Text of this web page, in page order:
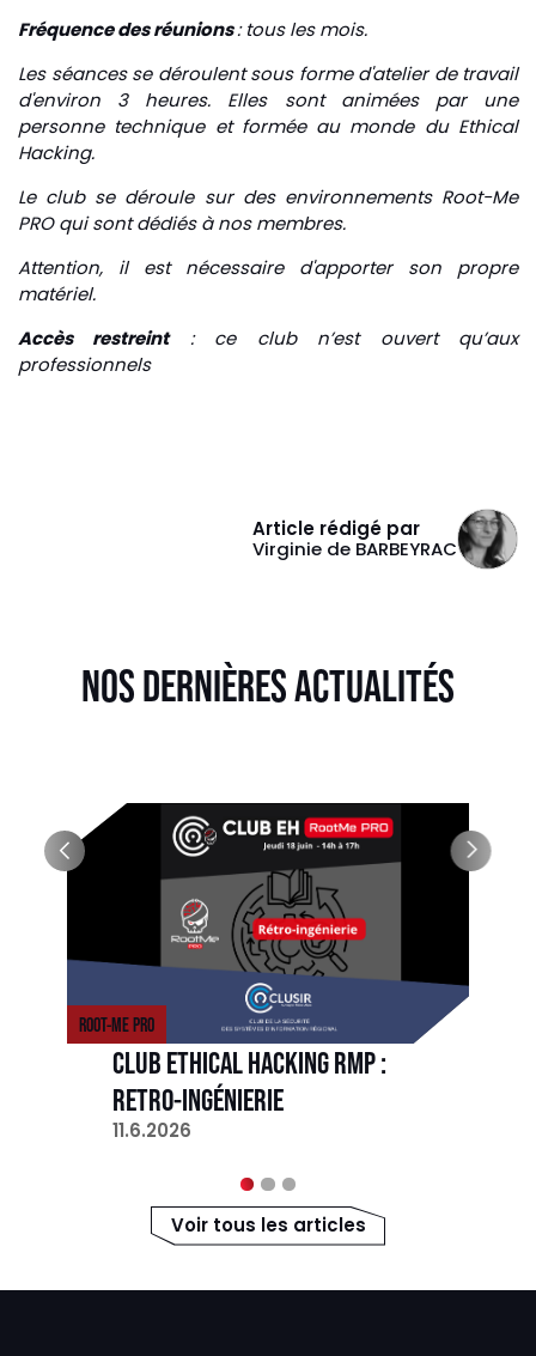
Fréquence des réunions: tous les mois.
Les séances se déroulent sous forme d'atelier de travail
d'environ 3 heures. Elles sont animées par une
personne technique et formée au monde du Ethical
Hacking.
Le club se déroule sur des environnements Root-Me
PRO qui sont dédiés à nos membres.
Attention, il est nécessaire d'apporter son propre
matériel.
Accès restreint: ce club n’est ouvert qu’aux
professionnels
Article rédigé par
Virginie de BARBEYRAC
NOS DERNIÈRES ACTUALITÉS
ROOT-ME PRO
CLUB ETHICAL HACKING RMP :
RETRO-INGÉNIERIE
11.6.2026
Voir tous les articles